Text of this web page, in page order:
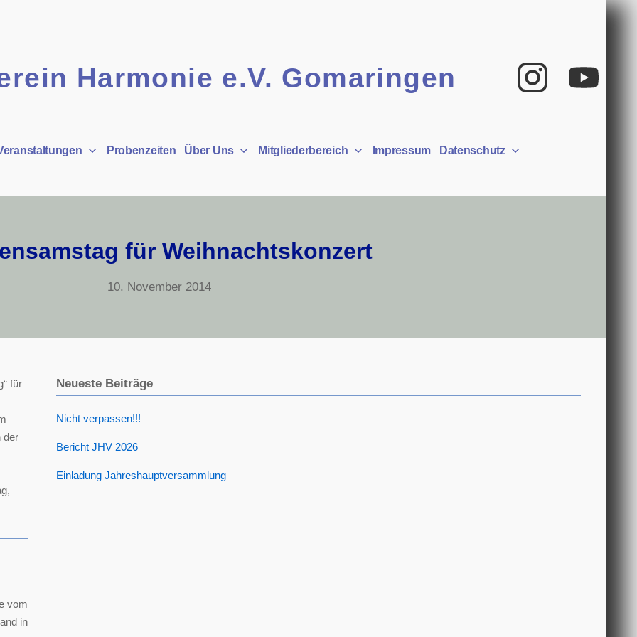
Harmonie e.V. Gomaringen
Probenzeiten Über Uns Mitgliederbereich Impressum Datenschutz
für Weihnachtskonzert
10. November 20149.
für
der
vom
in
Neueste Beiträge
Nicht verpassen!!!
Bericht JHV 2026
Einladung Jahreshauptversammlung